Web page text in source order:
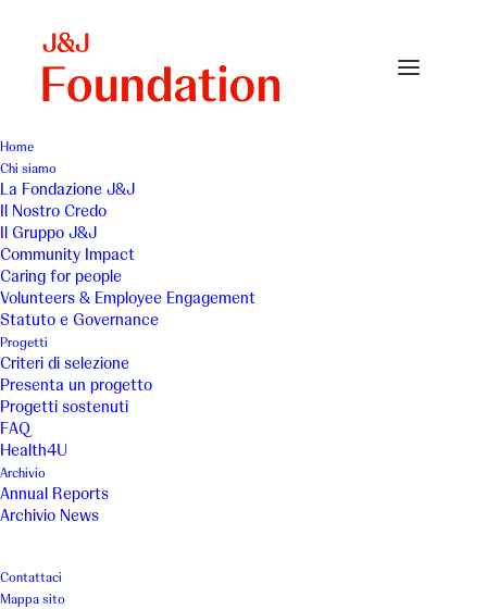
Home
Chi siamo
La Fondazione J&J
Il Nostro Credo
Il Gruppo J&J
Community Impact
Caring for people
Volunteers & Employee Engagement
Statuto e Governance
Progetti
Criteri di selezione
Presenta un progetto
Progetti sostenuti
FAQ
Health4U
Archivio
Annual Reports
Archivio News
Contattaci
Mappa sito